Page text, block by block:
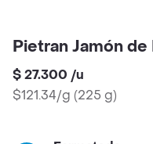
Pietran Jamón de
$ 27.300 /u
$121.34/g (225 g)